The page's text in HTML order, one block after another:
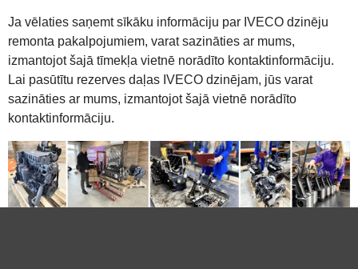
Ja vēlaties saņemt sīkāku informāciju par IVECO dzinēju
remonta pakalpojumiem, varat sazināties ar mums,
izmantojot šajā tīmekļa vietnē norādīto kontaktinformāciju.
Lai pasūtītu rezerves daļas IVECO dzinējam, jūs varat
sazināties ar mums, izmantojot šajā vietnē norādīto
kontaktinformāciju.